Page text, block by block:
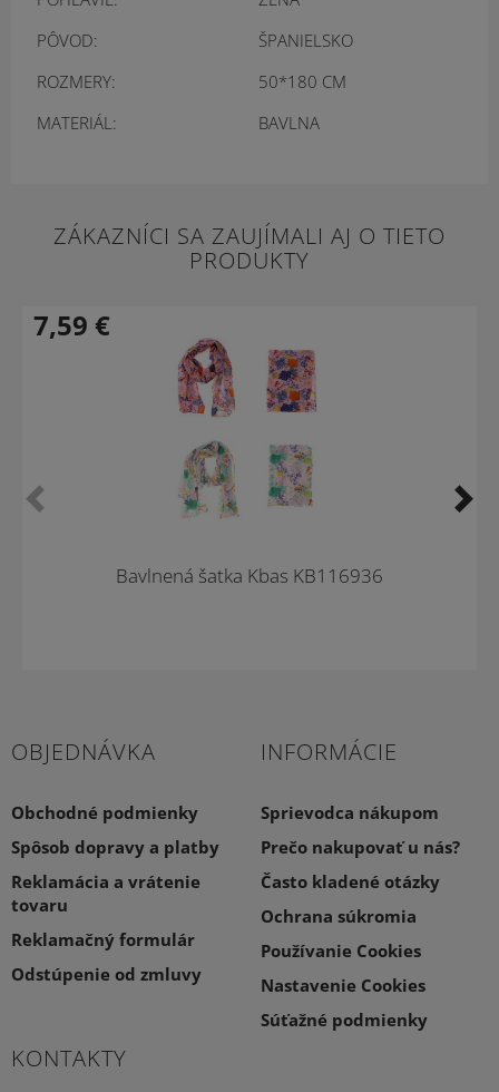
PÔVOD:
ŠPANIELSKO
ROZMERY:
50*180 CM
MATERIÁL:
BAVLNA
ZÁKAZNÍCI SA ZAUJÍMALI AJ O TIETO
PRODUKTY
Bavlnená šatka Kbas KB116936
7,59 €
OBJEDNÁVKA
Obchodné podmienky
Spôsob dopravy a platby
Reklamácia a vrátenie
tovaru
Reklamačný formulár
Odstúpenie od zmluvy
INFORMÁCIE
Sprievodca nákupom
Prečo nakupovať u nás?
Často kladené otázky
Ochrana súkromia
Používanie Cookies
Nastavenie Cookies
Súťažné podmienky
KONTAKTY